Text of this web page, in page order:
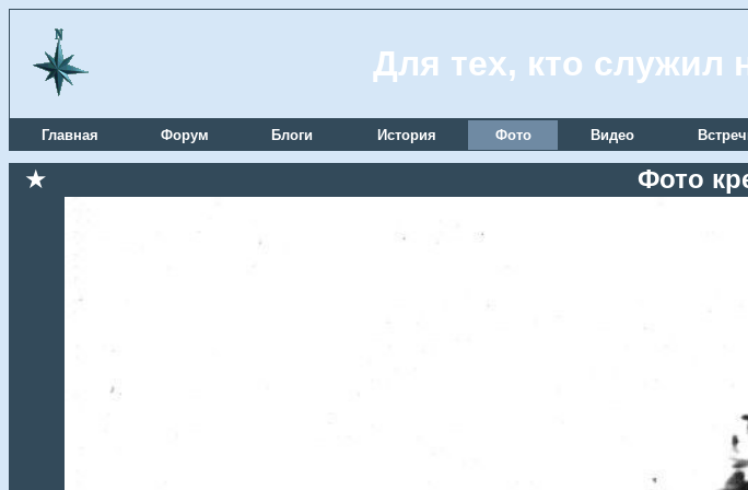
Для тех, кто служил
Главная Форум Блоги История Фото Видео
★ Фото